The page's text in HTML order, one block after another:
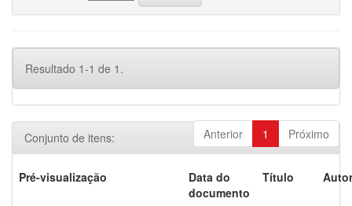
Resultado 1-1 de 1.
Anterior 1 Próximo
Conjunto de itens:
Pré-visualização
Data do
documento
Título